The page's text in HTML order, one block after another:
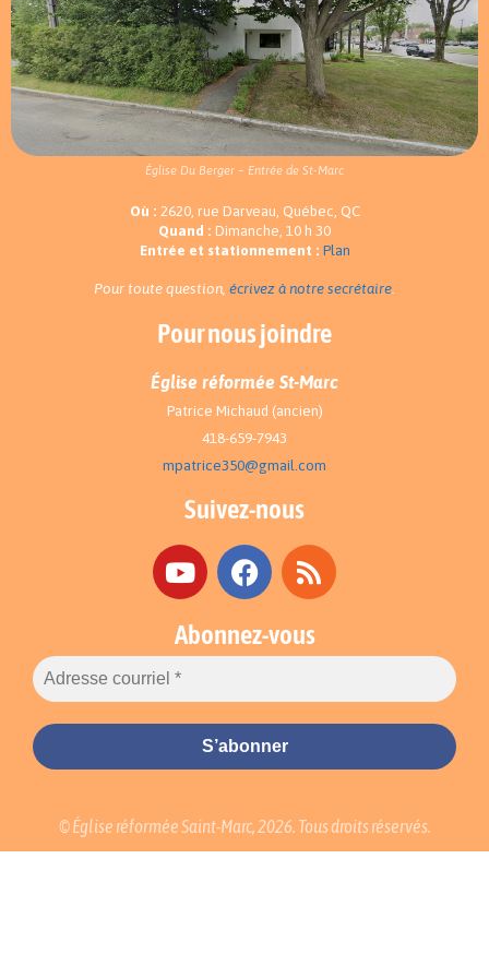
Église Du Berger – Entrée de St-Marc
Où : 2620, rue Darveau, Québec, QC
Quand : Dimanche, 10 h 30
Entrée et stationnement : Plan
Pour toute question, écrivez à notre secrétaire
Pour nous joindre
Église réformée St-Marc
Patrice Michaud (ancien)
418-659-7943
mpatrice350@gmail.com
Suivez-nous
Abonnez-vous
© Église réformée Saint-Marc, 2026. Tous droits réservés.